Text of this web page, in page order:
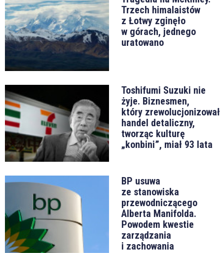
Trzech himalaistów
z Łotwy zginęło
w górach, jednego
uratowano
Toshifumi Suzuki nie
żyje. Biznesmen,
który zrewolucjonizował
handel detaliczny,
tworząc kulturę
„konbini”, miał 93 lata
BP usuwa
ze stanowiska
przewodniczącego
Alberta Manifolda.
Powodem kwestie
zarządzania
i zachowania